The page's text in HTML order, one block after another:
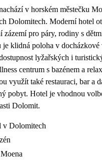
v horském městečku
Dolomitech. Moderní hotel
zázemí pro páry, rodiny s
je klidná poloha v docházkové
lyžařských i
centrum s bazénem a
využít také restauraci, bar a
pobyt. Hotel je vhodnou
Dolomit.
v Dolomitech